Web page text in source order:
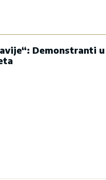
Demonstranti